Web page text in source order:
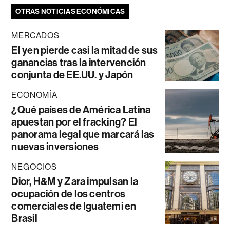
OTRAS NOTICIAS ECONÓMICAS
MERCADOS
El yen pierde casi la mitad de sus
ganancias tras la intervención
conjunta de EE.UU. y Japón
ECONOMÍA
¿Qué países de América Latina
apuestan por el fracking? El
panorama legal que marcará las
nuevas inversiones
NEGOCIOS
Dior, H&M y Zara impulsan la
ocupación de los centros
comerciales de Iguatemi en
Brasil